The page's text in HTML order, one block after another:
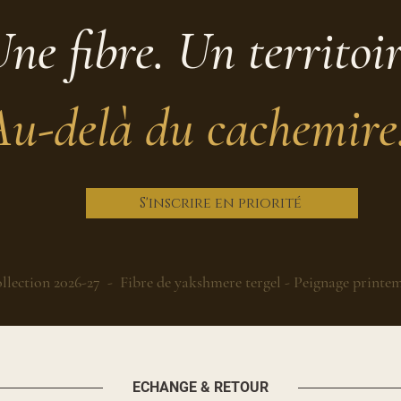
fibre. Un
delà du
S'inscrire en priorité
2026-27 - Fibre de yakshmere tergel - Peignage
ECHANGE & RETOUR